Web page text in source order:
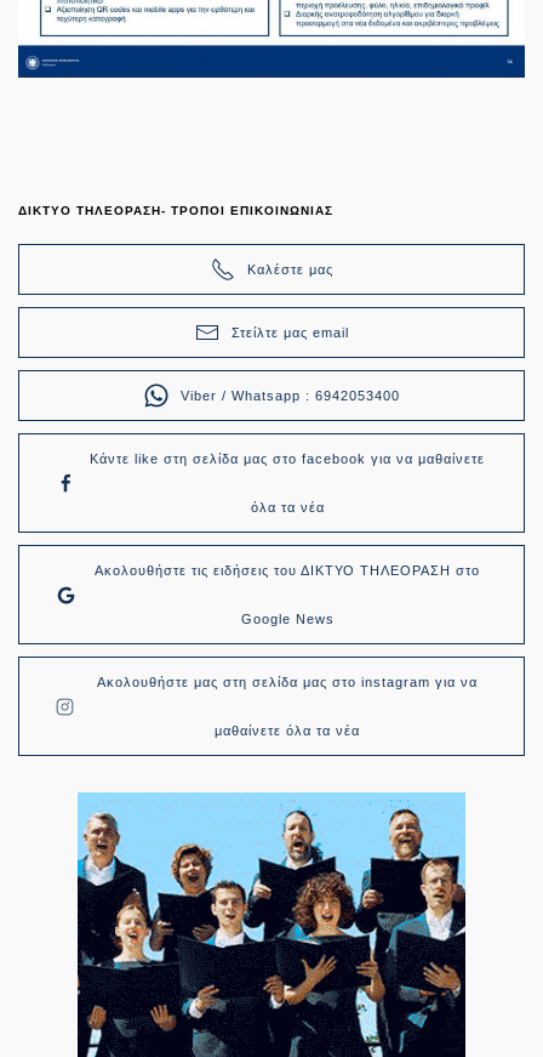
ΔΙΚΤΥΟ ΤΗΛΕΟΡΑΣΗ- ΤΡΟΠΟΙ ΕΠΙΚΟΙΝΩΝΙΑΣ
Καλέστε μας
Στείλτε μας email
Viber / Whatsapp : 6942053400
Κάντε like στη σελίδα μας στο facebook για να μαθαίνετε
όλα τα νέα
Ακολουθήστε τις ειδήσεις του ΔΙΚΤΥΟ ΤΗΛΕΟΡΑΣΗ στο
Google News
Ακολουθήστε μας στη σελίδα μας στο instagram για να
μαθαίνετε όλα τα νέα